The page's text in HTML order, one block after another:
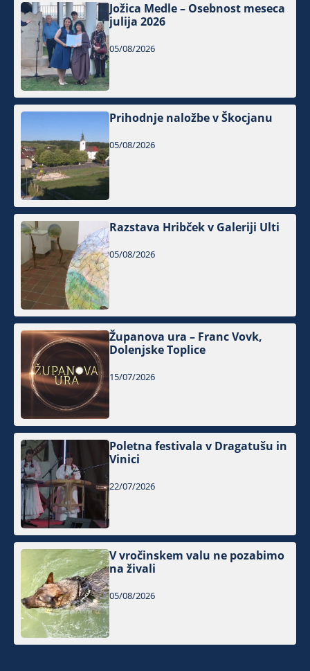
Jožica Medle – Osebnost meseca
julija 2026
05/08/2026
Prihodnje naložbe v Škocjanu
05/08/2026
Razstava Hribček v Galeriji Ulti
05/08/2026
Županova ura – Franc Vovk,
Dolenjske Toplice
15/07/2026
Poletna festivala v Dragatušu in
Vinici
22/07/2026
V vročinskem valu ne pozabimo
na živali
05/08/2026